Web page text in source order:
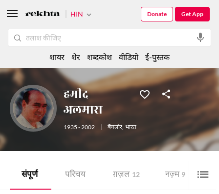
हमीद
अलमास
1935 - 2002 बैंगलोर, भारत
संपूर्ण परिचय ग़ज़ल 12 नज़्म 9
HIN Get App
Donate
शायर शेर शब्दकोश वीडियो ई-पुस्तक